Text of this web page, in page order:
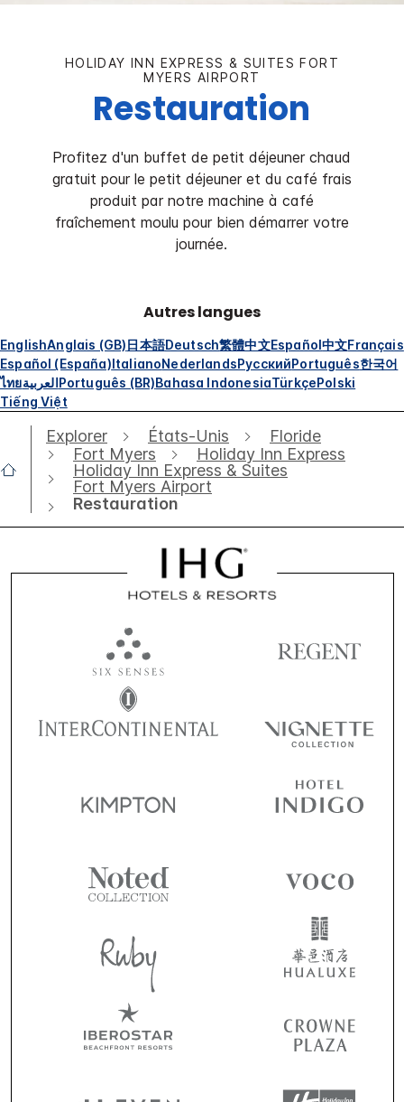
HOLIDAY INN EXPRESS & SUITES FORT
MYERS AIRPORT
Restauration
Profitez d'un buffet de petit déjeuner chaud
gratuit pour le petit déjeuner et du café frais
produit par notre machine à café
fraîchement moulu pour bien démarrer votre
journée.
Autres langues
EnglishAnglais (GB)日本語Deutsch繁體中文Español中文Français
Español (España)ItalianoNederlandsРусскийPortuguês한국어
ไทยالعربيةPortuguês (BR)Bahasa IndonesiaTürkçePolski
Tiếng Việt
Explorer États-Unis
Floride
Fort Myers
Holiday Inn Express
Holiday Inn Express & Suites
Fort Myers Airport
Restauration